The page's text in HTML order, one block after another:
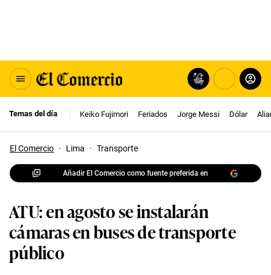
Temas del día Keiko Fujimori Feriados Jorge Messi Dólar
El Comercio · Lima · Transporte
Añadir El Comercio como fuente preferida en
ATU: en agosto se instalarán
cámaras en buses de transporte
público